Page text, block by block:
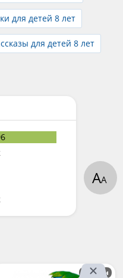
для детей 8 лет
для детей 8 лет
13 мин
АА